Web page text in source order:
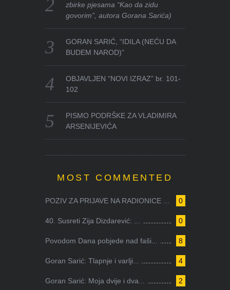
zbirke pjesama “Kao da zidu
govorim”, autora Gorana Sarića)
GORAN SARIĆ, “IDILA (NEĆU DA
BUDEM NAROD)”
OBJAVLJEN “NOVI IZRAZ” br. 101-
102
PISMO PODRŠKE ZA VLADIMIRA
ARSENIJEVIĆA
MOST COMMENTED
0
POZIV ZA PRIJAVE NA RADIONICE ...
0
40. Susreti Zija Dizdarević: ...
8
Povodom Dana pobjede nad faši...
4
Goran Sarić: Tlapnje i varlji...
2
Goran Sarić: Moja dvije i dva...